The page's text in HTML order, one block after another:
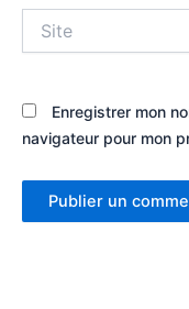
Enregistrer mon
navigateur pour mon